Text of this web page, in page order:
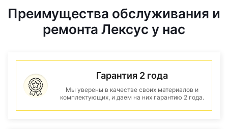
Преимущества обслуживания и
ремонта Лексус у нас
Гарантия 2 года
Мы уверены в качестве своих материалов и
комплектующих, и даем на них гарантию 2 года.